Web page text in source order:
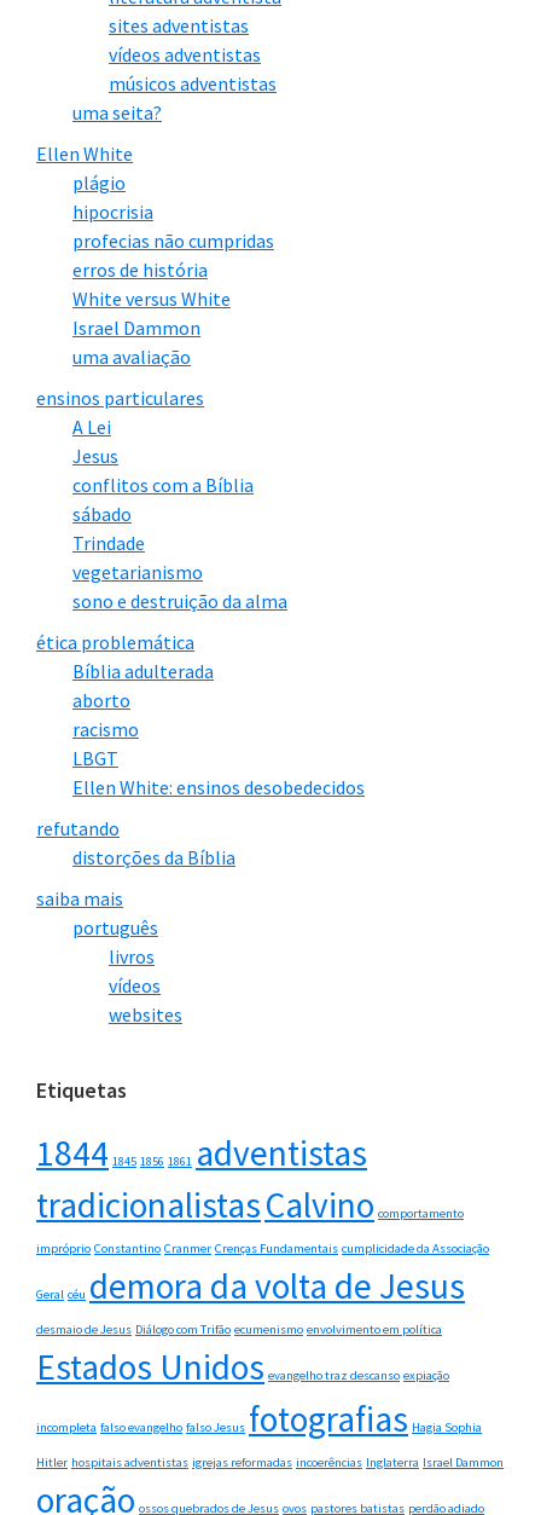
sites adventistas
vídeos adventistas
músicos adventistas
uma seita?
Ellen White
plágio
hipocrisia
profecias não cumpridas
erros de história
White versus White
Israel Dammon
uma avaliação
ensinos particulares
A Lei
Jesus
conflitos com a Bíblia
sábado
Trindade
vegetarianismo
sono e destruição da alma
ética problemática
Bíblia adulterada
aborto
racismo
LBGT
Ellen White: ensinos desobedecidos
refutando
distorções da Bíblia
saiba mais
português
livros
vídeos
websites
Etiquetas
1844 1845 1856 1861 adventistas
tradicionalistasCalvino comportamento
impróprio Constantino Cranmer Crenças Fundamentais cumplicidade da Associação
Geral céu demora da volta de Jesus
desmaio de Jesus Diálogo com Trifão ecumenismo envolvimento em política
Estados Unidos evangelho traz descanso expiação
incompleta falso evangelho falso Jesus fotografias Hagia Sophia
Hitler hospitais adventistas igrejas reformadas incoerências Inglaterra Israel Dammon
oração ossos quebrados de Jesus ovos pastores batistas perdão adiado